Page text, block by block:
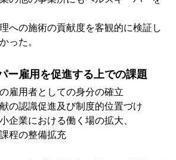
への施術の貢献度を客観的に検証し
った。
ー雇用を促進する上での課題
雇用者としての身分の確立
の認識促進及び制度的位置づけ
企業における働く場の拡大、
程の整備拡充